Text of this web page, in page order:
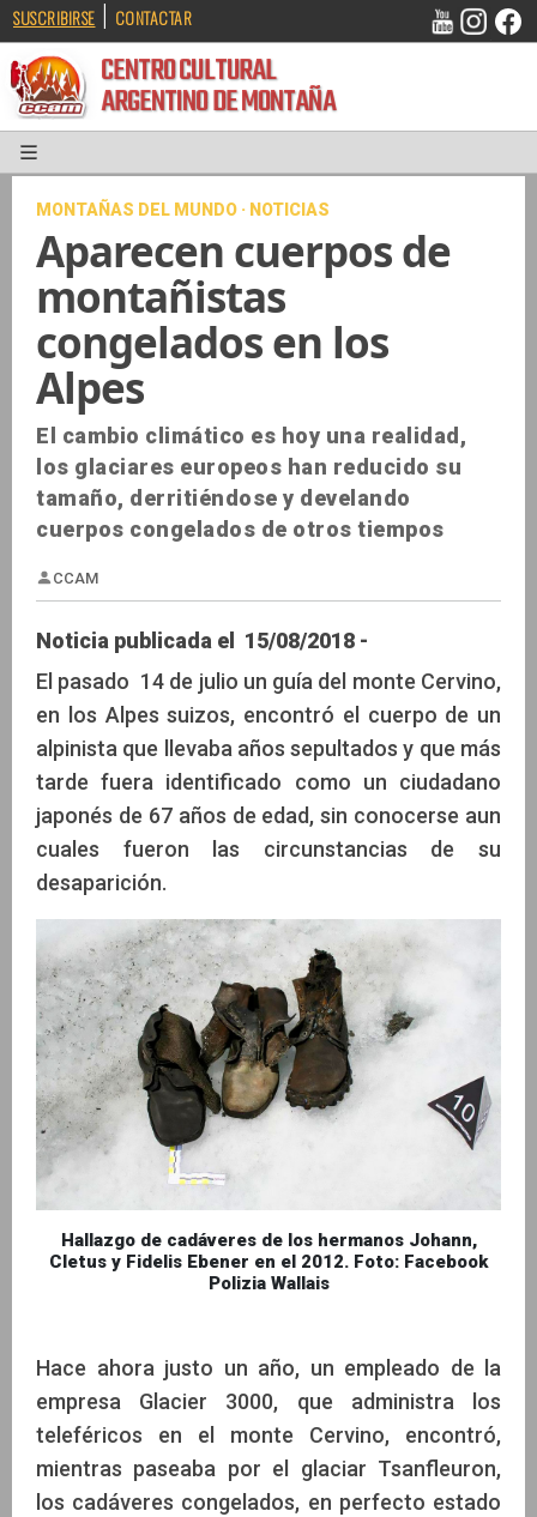
SUSCRIBIRSE | CONTACTAR
CENTRO CULTURAL
ARGENTINO DE MONTAÑA
MONTAÑAS DEL MUNDO · NOTICIAS
Aparecen cuerpos de
montañistas
congelados en los
Alpes
El cambio climático es hoy una realidad,
los glaciares europeos han reducido su
tamaño, derritiéndose y develando
cuerpos congelados de otros tiempos
CCAM
Noticia publicada el 15/08/2018 -
El pasado 14 de julio un guía del monte Cervino,
en los Alpes suizos, encontró el cuerpo de un
alpinista que llevaba años sepultados y que más
tarde fuera identificado como un ciudadano
japonés de 67 años de edad, sin conocerse aun
cuales fueron las circunstancias de su
desaparición.
Hallazgo de cadáveres de los hermanos Johann,
Cletus y Fidelis Ebener en el 2012. Foto: Facebook
Polizia Wallais
Hace ahora justo un año, un empleado de la
empresa Glacier 3000, que administra los
teleféricos en el monte Cervino, encontró,
mientras paseaba por el glaciar Tsanfleuron,
los cadáveres congelados, en perfecto estado